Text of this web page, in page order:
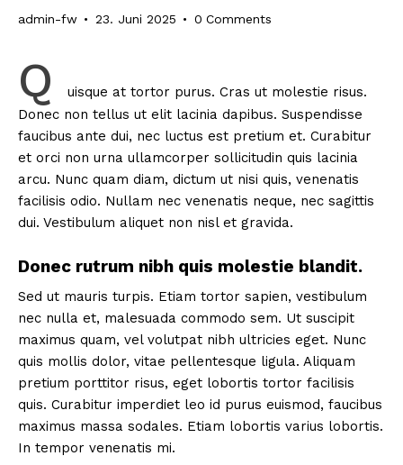
admin-fw 23. Juni 2025 0 Comments
Q
uisque at tortor purus. Cras ut molestie risus.
Donec non tellus ut elit lacinia dapibus. Suspendisse
faucibus ante dui, nec luctus est pretium et. Curabitur
et orci non urna ullamcorper sollicitudin quis lacinia
arcu. Nunc quam diam, dictum ut nisi quis, venenatis
facilisis odio. Nullam nec venenatis neque, nec sagittis
dui. Vestibulum aliquet non nisl et gravida.
Donec rutrum nibh quis molestie blandit.
Sed ut mauris turpis. Etiam tortor sapien, vestibulum
nec nulla et, malesuada commodo sem. Ut suscipit
maximus quam, vel volutpat nibh ultricies eget. Nunc
quis mollis dolor, vitae pellentesque ligula. Aliquam
pretium porttitor risus, eget lobortis tortor facilisis
quis. Curabitur imperdiet leo id purus euismod, faucibus
maximus massa sodales. Etiam lobortis varius lobortis.
In tempor venenatis mi.